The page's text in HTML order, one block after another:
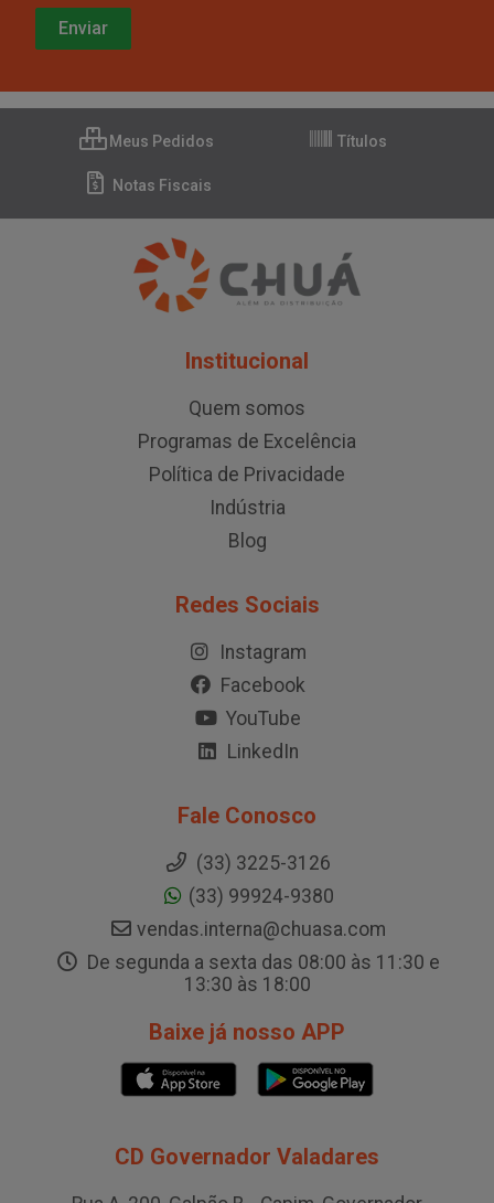
Meus Pedidos Títulos
Notas Fiscais
Institucional
Quem somos
Programas de Excelência
Política de Privacidade
Indústria
Blog
Redes Sociais
Instagram
Facebook
YouTube
LinkedIn
Fale Conosco
(33) 3225-3126
(33) 99924-9380
vendas.interna@chuasa.com
De segunda a sexta das 08:00 às 11:30 e
13:30 às 18:00
Baixe já nosso APP
CD Governador Valadares